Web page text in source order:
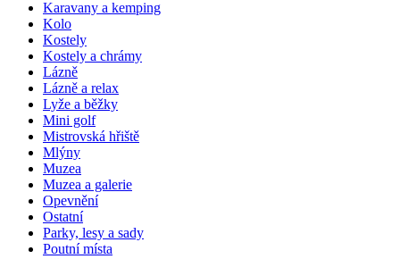
Karavany a kemping
Kolo
Kostely
Kostely a chrámy
Lázně
Lázně a relax
Lyže a běžky
Mini golf
Mistrovská hřiště
Mlýny
Muzea
Muzea a galerie
Opevnění
Ostatní
Parky, lesy a sady
Poutní místa